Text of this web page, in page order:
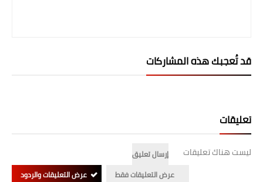
قد تُعجبك هذه المشاركات
تعليقات
ليست هناك تعليقات
إرسال تعليق
عرض التعليقات فقط
عرض التعليقات والردود